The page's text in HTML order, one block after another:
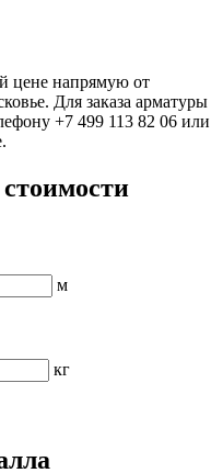
цене напрямую от
Для заказа арматуры
+7 499 113 82 06 или
м
кг